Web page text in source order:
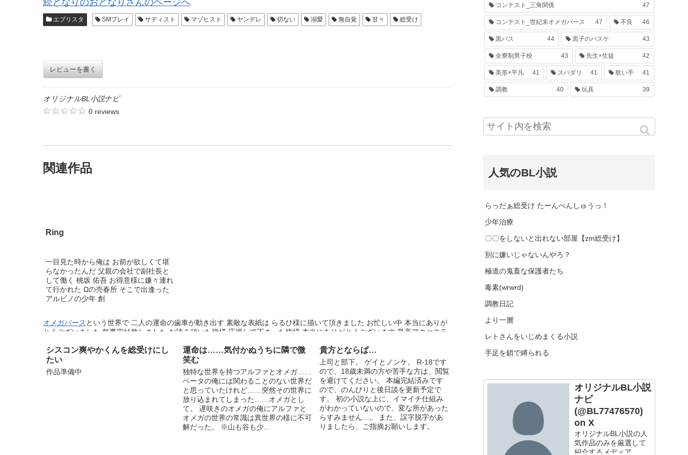
続となりのおとなりさんのページへ
エブリスタ SMプレイ サディスト マゾヒスト ヤンデレ 切ない 溺愛 無自覚 甘々 総受け
レビューを書く
オリジナルBL小説ナビ
0 reviews
関連作品
Ring
一目見た時から俺は お前が欲しくて堪
らなかったんだ 父親の会社で副社長と
して働く 桃坂 佑吾 お得意様に嫌々連れ
て行かれた Ωの売春所 そこで出逢った
アルビノの少年 創
オメガバース という世界で 二人の運命の歯車が動き出す 素敵な表紙は らるひ様に描いて頂きました お忙しい中 本当にありが
とうございました 無事完結致しました お読み頂いた皆様 応援して下さった皆様 本当にありがとうございます 最高アクセスラ
します
シスコン爽やかくんを総受けにし
たい
作品準備中
運命は……気付かぬうちに隣で微
笑む
独特な世界を持つアルファとオメガ……
ベータの俺には関わることのない世界だ
と思っていたけれど……突然その世界に
放り込まれてしまった……オメガとし
て。 遅咲きのオメガの俺にアルファと
オメガの世界の常識は異世界の様に不可
解だった。 ※山も谷も少...
貴方とならば…
上司と部下。 ゲイとノンケ。 R-18です
ので、18歳未満の方や苦手な方は、閲覧
を避けてください。 本編完結済みです
ので、のんびりと後日談を更新予定で
す。 初の小説な上に、イマイチ仕組み
がわかっていないので、変な所があった
らすみません…。 また、誤字脱字があ
りましたら、ご指摘お願いします。
コンテスト_三角関係 47
コンテスト_世紀末オメガバース 47 不良 46
黒バス 44 黒子のバスケ 43
全寮制男子校 43 先生×生徒 42
美形×平凡 41 スパダリ 41 歌い手 41
調教 40 玩具 39
人気のBL小説
らっだぁ総受け たーんぺんしゅうっ！
少年治療
〇〇をしないと出れない部屋【zm総受け】
別に嫌いじゃないんやろ？
極道の鬼畜な保護者たち
毒素(wrwrd)
調教日記
より一層
レトさんをいじめまくる小説
手足を鎖で縛られる
オリジナルBL小説
ナビ
(@BL77476570)
on X
オリジナルBL小説の人
気作品のみを厳選して
紹介するメディア